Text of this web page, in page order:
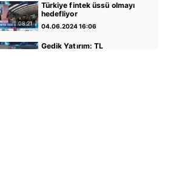
08:21
Türkiye fintek üssü olmayı
hedefliyor
04.06.2024 16:06
Gedik Yatırım: TL